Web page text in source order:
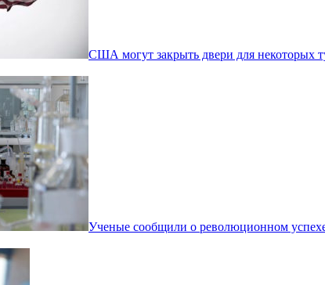
США могут закрыть двери для некоторых
Ученые сообщили о революционном